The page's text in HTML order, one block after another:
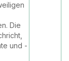
Die
und -